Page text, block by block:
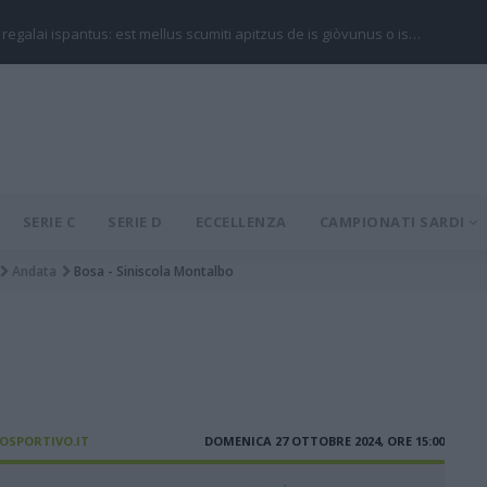
regalai ispantus: est mellus scumiti apitzus de is giòvunus o is…
SERIE C SERIE D ECCELLENZA CAMPIONATI SARDI
Andata Bosa - Siniscola Montalbo
DOMENICA 27 OTTOBRE 2024, ORE 15:00